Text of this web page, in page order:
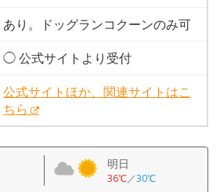
あり。ドッグランコクーンのみ可
◯ 公式サイトより受付
公式サイトほか、関連サイトはこ
ちら
明日
36℃／30℃